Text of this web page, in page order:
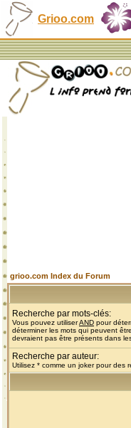
Grioo.com
grioo.com Index du Forum
Recherche par mots-clés:
Vous pouvez utiliserAND pour
déterminer les mots qui peuvent
devraient pas être présents dans
Recherche par auteur:
Utilisez * comme un joker pour des